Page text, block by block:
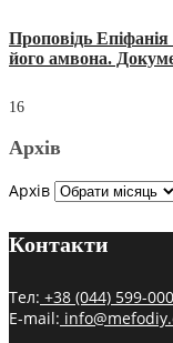
Проповідь
його амвона.
16
Архів
Архів
Контакти
Тел: +38 (044) 599-
E-mail: